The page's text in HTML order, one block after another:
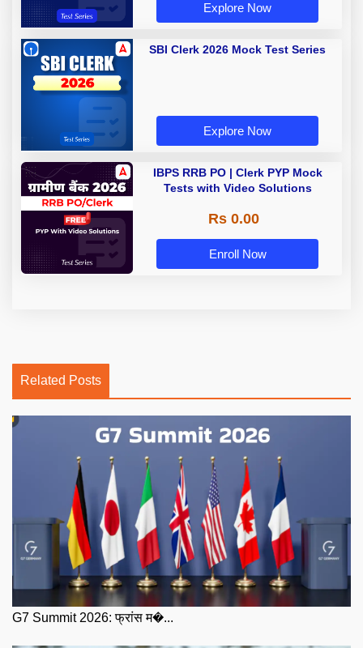
Explore Now
SBI Clerk 2026 Mock Test Series
Explore Now
IBPS RRB PO | Clerk PYP Mock
Tests with Video Solutions
Rs 0.00
Enroll Now
Related Posts
G7 Summit 2026: फ्रांस म�...